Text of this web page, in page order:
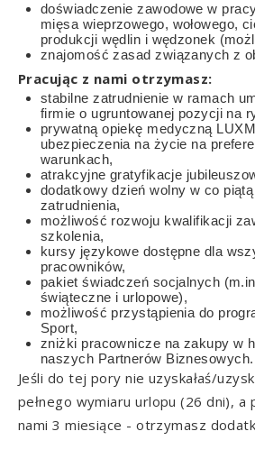
doświadczenie zawodowe w
mięsa wieprzowego, wołowego,
produkcji wędlin i wędzonek
znajomość zasad związanych z
Pracując z nami otrzymasz:
stabilne zatrudnienie w ramach
firmie o ugruntowanej pozycji na
prywatną opiekę medyczną
ubezpieczenia na życie na
warunkach,
atrakcyjne gratyfikacje
dodatkowy dzień wolny w co
zatrudnienia,
możliwość rozwoju kwalifikacji
szkolenia,
kursy językowe dostępne dla
pracowników,
pakiet świadczeń socjalnych
świąteczne i urlopowe),
możliwość przystąpienia do
Sport,
zniżki pracownicze na zakupy w
naszych Partnerów Biznesowych.
Jeśli do tej pory nie uzyskałaś/
pełnego wymiaru urlopu (26 dni), a
nami 3 miesiące - otrzymasz